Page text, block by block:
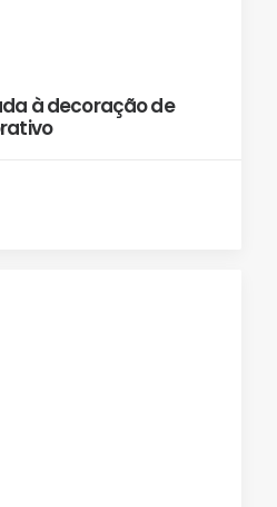
à decoração de